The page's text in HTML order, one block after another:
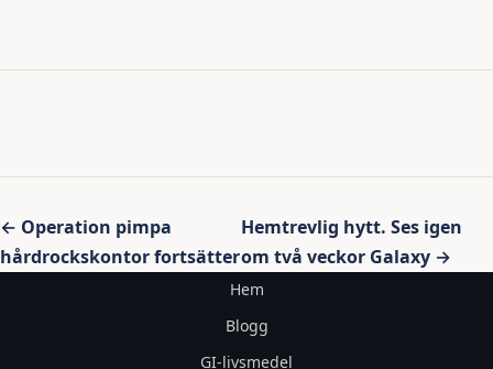
Inläggsnavigering
← Operation pimpa
hårdrockskontor fortsätter
Hemtrevlig hytt. Ses igen
om två veckor Galaxy →
Hem
Blogg
GI-livsmedel